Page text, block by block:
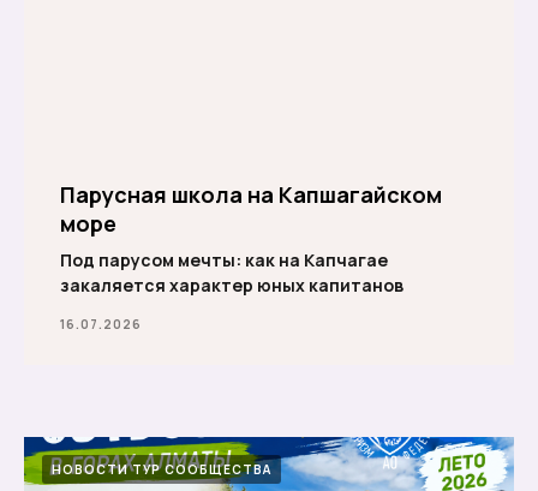
Парусная школа на Капшагайском
море
Под парусом мечты: как на Капчагае
закаляется характер юных капитанов
16.07.2026
НОВОСТИ ТУР СООБЩЕСТВА